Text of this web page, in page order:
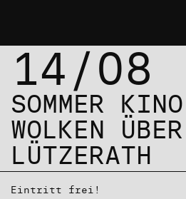
14/08
SOMMER
WOLKEN ÜBER
LÜTZERATH
Eintritt frei!